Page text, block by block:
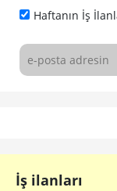
Haftanın İş
İş ilanları